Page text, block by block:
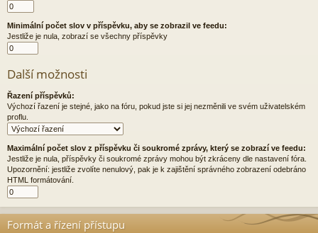
Minimální počet slov v příspěvku, aby se zobrazil ve feedu:
Jestliže je nula, zobrazí se všechny příspěvky
Další možnosti
Řazení příspěvků:
Výchozí řazení je stejné, jako na fóru, pokud jste si jej nezměnili ve svém uživatelském
proflu.
Maximální počet slov z příspěvku či soukromé zprávy, který se zobrazí ve feedu:
Jestliže je nula, příspěvky či soukromé zprávy mohou být zkráceny dle nastavení fóra.
Upozornění: jestliže zvolíte nenulový, pak je k zajištění správného zobrazení odebráno
HTML formátování.
Formát a řízení přístupu